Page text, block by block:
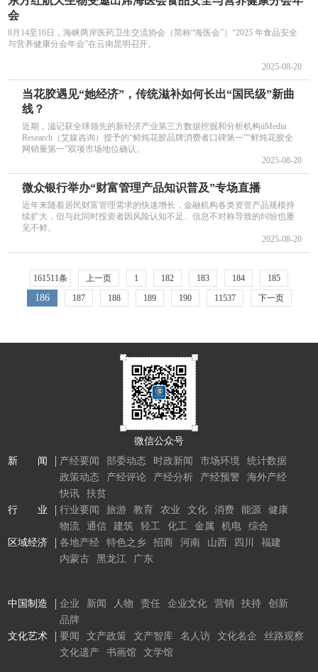
会
8月14至16日，海峡两岸医药卫生交流协会（简称“海医会”）“2025 年食品安全
与营养健康分会年会”在云南昆明召开。
2025-08-20
当花胶遇见“她经济”，传统滋补如何长出“国民级”新曲
线？
近期，滋记获全球领先的新经济产业第三方数据挖掘和分析机构iiMedia
Research（艾媒咨询）授予的“鲜炖花胶品牌消费者口碑第一”“鲜炖花胶全
网销量第一”双项市场地位确认。
2025-08-20
微众银行举办“财富管理产品知识普及”专场直播
近年来随着居民财富管理需求的快速增长，金融机构各类资管产品规模持
续扩大，但与此同时投资者因风险认知不足、信息不对称导致的纠纷也屡
见不鲜。
2025-08-20
161511条 上一页 1 182 183 184 185
186 187 188 189 190 11537 下一页
微信公众号
新 闻
产经要闻 部委动态 时政新闻 市场环境
统计数据
政策动态
产经评论 产经分析 产经预警
海外产经
快讯
扶贫
行 业
行业要闻 旅游 教育 农业 文化 消费 能源
健康
物流
通信 建筑 轻工 化工 金属 机电
综合
区域经济
各地产经 特色之乡 招商 河南 山西 四川
福建
内蒙古
黑龙江 广东
中国制造 企业 新闻 人物 责任 企业文化 营销 扶持
创新
品牌
文化艺术
要闻 文产政策 文产智库 名人访 文化名企
丝路观察
文化遗产
书画馆 文学馆